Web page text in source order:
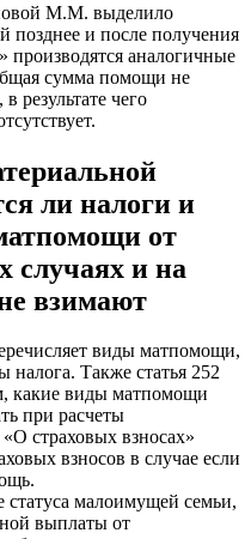
М.М. выделило
позднее и после получения
производятся аналогичные
сумма помощи не
результате чего
ли налоги и
от
случаях и на
взимают
виды матпомощи,
налога. Также статья 252
какие виды матпомощи
при расчеты
страховых взносах»
взносов в случае если
малоимущей семьи,
выплаты от